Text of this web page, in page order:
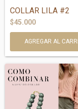
COLLAR LILA #2
$45.000